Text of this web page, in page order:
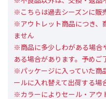
※こちらは過去シーズンに販
※アウトレット商品につき、
ません
※商品に多少しわがある場合
ある場合があります。予めご
※パッケージに入っていた商
ールに入れ替えて出荷する場
※カラーによりセール・アウ